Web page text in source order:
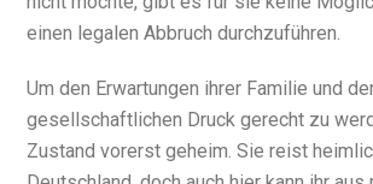
einen legalen Abbruch durchzuführen.
Um den Erwartungen ihrer Familie und
gesellschaftlichen Druck gerecht zu
Zustand vorerst geheim. Sie reist